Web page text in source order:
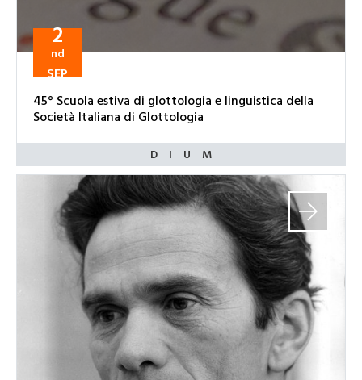
2
nd
SEP
45° Scuola estiva di glottologia e linguistica della
Società Italiana di Glottologia